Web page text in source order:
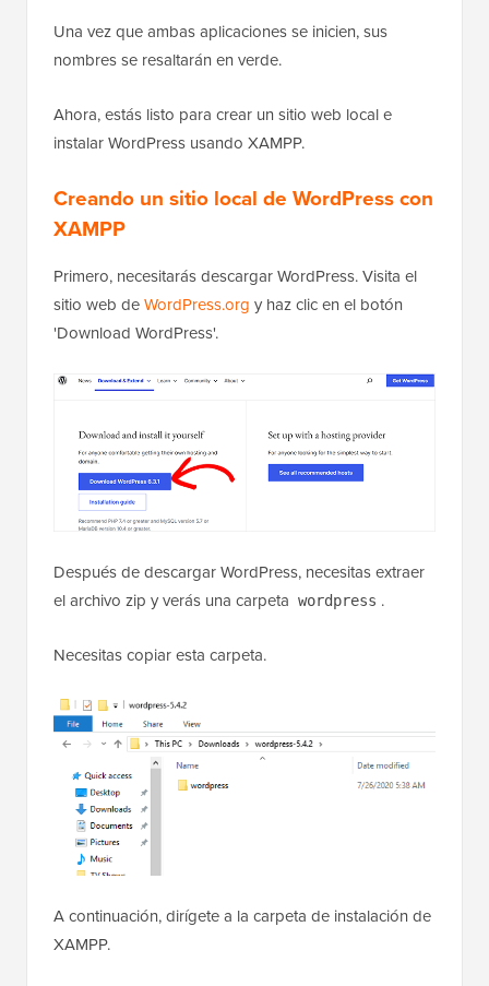
Una vez que ambas aplicaciones se inicien, sus
nombres se resaltarán en verde.
Ahora, estás listo para crear un sitio web local e
instalar WordPress usando XAMPP.
Creando un sitio local de WordPress con
XAMPP
Primero, necesitarás descargar WordPress. Visita el
sitio web deWordPress.org y haz clic en el botón
'Download WordPress'.
Después de descargar WordPress, necesitas extraer
el archivo zip y verás una carpeta wordpress .
Necesitas copiar esta carpeta.
A continuación, dirígete a la carpeta de instalación de
XAMPP.